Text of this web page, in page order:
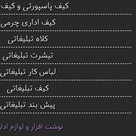
کیف پاسپورتی و
کیف اداری چرمی
کلاه تبلیغاتی
تیشرت تبلیغاتی
لباس کار تبلیغاتی
کیف تبلیغاتی
پیش بند تبلیغاتی
نوشت افزار و لوازم